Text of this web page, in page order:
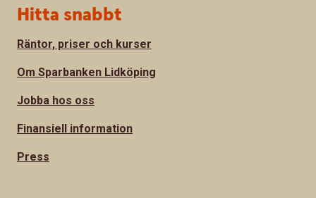
Hitta snabbt
Räntor, priser och kurser
Om Sparbanken Lidköping
Jobba hos oss
Finansiell information
Press